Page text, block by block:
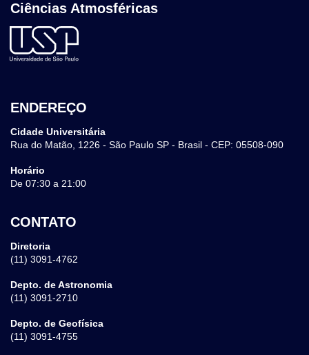
Ciências Atmosféricas
ENDEREÇO
Cidade Universitária
Rua do Matão, 1226 - São Paulo SP - Brasil - CEP: 05508-090
Horário
De 07:30 a 21:00
CONTATO
Diretoria
(11) 3091-4762
Depto. de Astronomia
(11) 3091-2710
Depto. de Geofísica
(11) 3091-4755